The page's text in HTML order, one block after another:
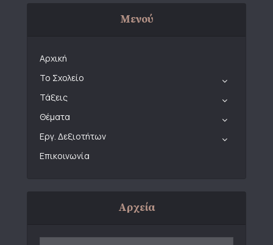
Μενού
Αρχική
Το Σχολείο
Τάξεις
Θέματα
Εργ. Δεξιοτήτων
Επικοινωνία
Αρχεία